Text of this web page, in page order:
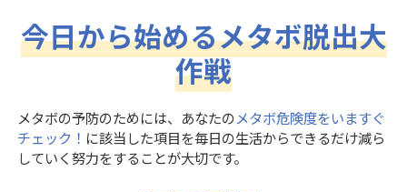
今日から始めるメタボ脱出大
作戦
メタボの予防のためには、あなたの メタボ危険度をいますぐ
チェック！ に該当した項目を毎日の生活からできるだけ減ら
していく努力をすることが大切です。